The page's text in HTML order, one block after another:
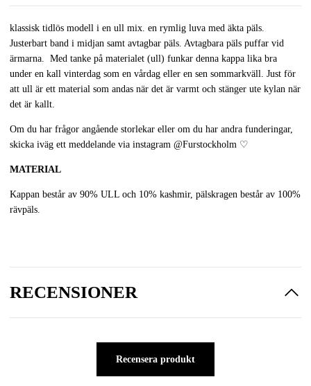
klassisk tidlös modell i en ull mix. en rymlig luva med äkta päls.
Justerbart band i midjan samt avtagbar päls. Avtagbara päls puffar vid
ärmarna. Med tanke på materialet (ull) funkar denna kappa lika bra
under en kall vinterdag som en vårdag eller en sen sommarkväll. Just för
att ull är ett material som andas när det är varmt och stänger ute kylan när
det är kallt.
Om du har frågor angående storlekar eller om du har andra funderingar,
skicka iväg ett meddelande via instagram @Furstockholm ♡
MATERIAL
Kappan består av 90% ULL och 10% kashmir, pälskragen består av 100%
rävpäls.
RECENSIONER
Recensera produkt